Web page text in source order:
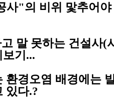
"의 비위 맟추어야
말 못하는 건설사(
기...
환경오염 배경에는
있다.?